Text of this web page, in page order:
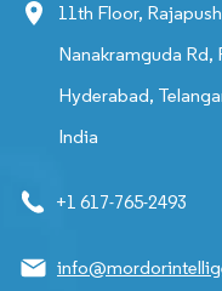
11th Floor,
Nanakramguda
Hyderabad,
India
+1 617-765-2493